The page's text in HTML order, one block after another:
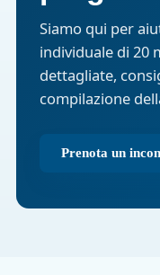
Siamo qui per
individuale di 20
dettagliate,
compilazione
Prenota un